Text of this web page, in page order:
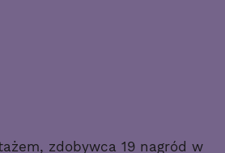
zdobywca 19 nagród w